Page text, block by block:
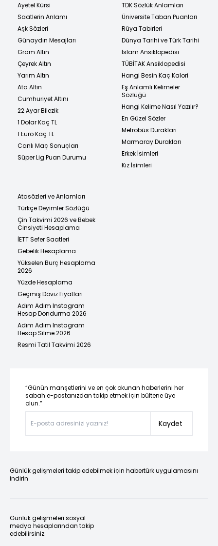
Ayetel Kürsi
Saatlerin Anlamı
Aşk Sözleri
Günaydın Mesajları
Gram Altın
Çeyrek Altın
Yarım Altın
Ata Altın
Cumhuriyet Altını
22 Ayar Bilezik
1 Dolar Kaç TL
1 Euro Kaç TL
Canlı Maç Sonuçları
Süper Lig Puan Durumu
TDK Sözlük Anlamları
Üniversite Taban Puanları
Rüya Tabirleri
Dünya Tarihi ve Türk Tarihi
İslam Ansiklopedisi
TÜBİTAK Ansiklopedisi
Hangi Besin Kaç Kalori
Eş Anlamlı Kelimeler
Sözlüğü
Hangi Kelime Nasıl Yazılır?
En Güzel Sözler
Metrobüs Durakları
Marmaray Durakları
Erkek İsimleri
Kız İsimleri
Atasözleri ve Anlamları
Türkçe Deyimler Sözlüğü
Çin Takvimi 2026 ve Bebek
Cinsiyeti Hesaplama
İETT Sefer Saatleri
Gebelik Hesaplama
Yükselen Burç Hesaplama
2026
Yüzde Hesaplama
Geçmiş Döviz Fiyatları
Adım Adım Instagram
Hesap Dondurma 2026
Adım Adım Instagram
Hesap Silme 2026
Resmi Tatil Takvimi 2026
“Günün manşetlerini ve en çok okunan haberlerini her
sabah e-postanızdan takip etmek için bültene üye
olun.”
Kaydet
Günlük gelişmeleri takip edebilmek için habertürk uygulamasını
indirin
Günlük gelişmeleri sosyal
medya hesaplarından takip
edebilirsiniz.